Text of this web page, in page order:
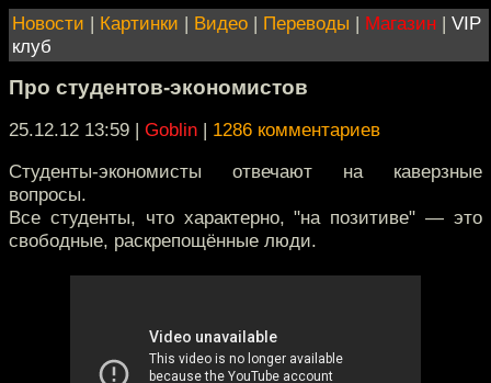
Новости | Картинки | Видео | Переводы | Магазин | VIP
клуб
Про студентов-экономистов
25.12.12 13:59 | Goblin | 1286 комментариев
Студенты-экономисты отвечают на каверзные
вопросы.
Все студенты, что характерно, "на позитиве" — это
свободные, раскрепощённые люди.